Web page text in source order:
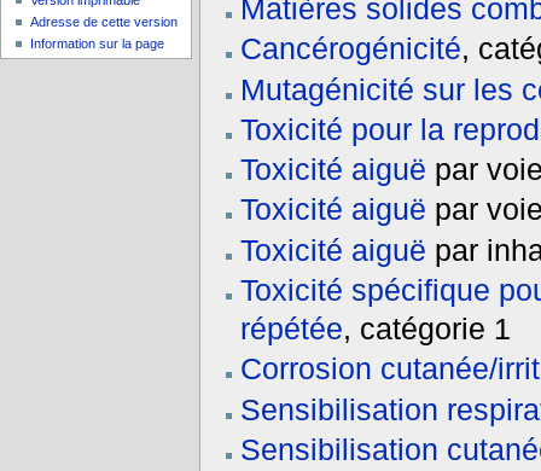
Matières solides
Cancérogénicité,
Mutagénicité sur les
Toxicité pour la
Toxicité aiguë par
Toxicité aiguë par
Toxicité aiguë par
Toxicité spécifique
répétée, catégorie 1
Corrosion cutanée/
Sensibilisation
Sensibilisation
Adresse de cette version
Information sur la page